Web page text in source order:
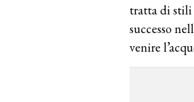
tratta di stili
successo
venire